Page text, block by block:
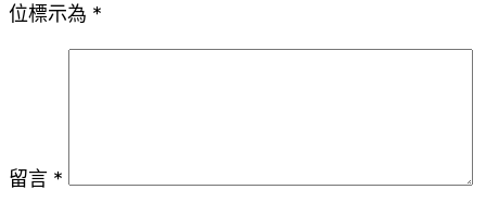
位標示為 *
留言 *